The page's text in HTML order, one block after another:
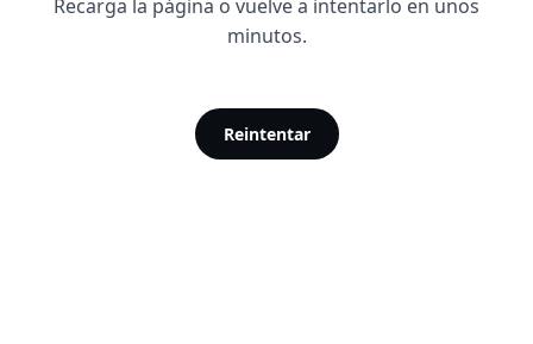
Recarga la página o vuelve a intentarlo en unos
minutos.
Reintentar